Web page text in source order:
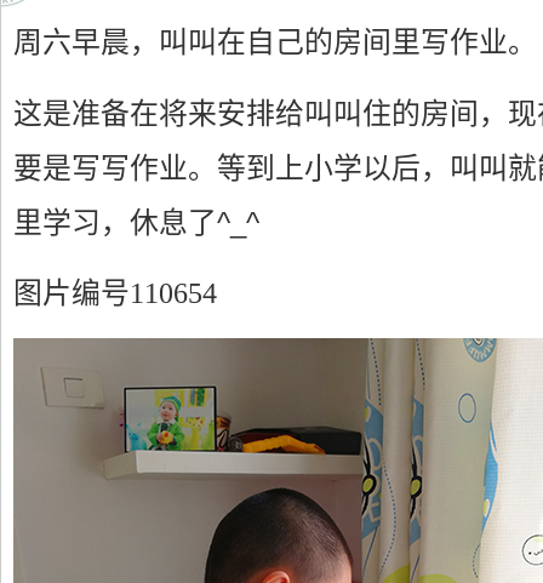
周六早晨，叫叫在自己的房间里写作业。
这是准备在将来安排给叫叫住的房间，
要是写写作业。等到上小学以后，叫叫
里学习，休息了^_^
图片编号110654